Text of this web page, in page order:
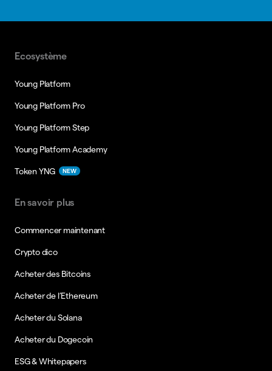
Ecosystème
Young Platform
Young Platform Pro
Young Platform Step
Young Platform Academy
Token YNG NEW
En savoir plus
Commencer maintenant
Crypto dico
Acheter des Bitcoins
Acheter de l’Ethereum
Acheter du Solana
Acheter du Dogecoin
ESG & Whitepapers